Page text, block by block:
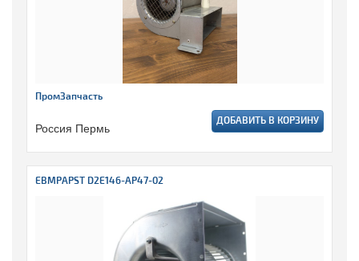
ПромЗапчасть
Россия Пермь ДОБАВИТЬ В КОРЗИНУ
EBMPAPST D2E146-AP47-02